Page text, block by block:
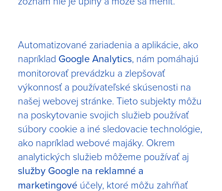
Automatizované zariadenia a aplikácie, ako
napríklad Google Analytics, nám pomáhajú
monitorovať prevádzku a zlepšovať
výkonnosť a používateľské skúsenosti na
našej webovej stránke. Tieto subjekty môžu
na poskytovanie svojich služieb používať
súbory cookie a iné sledovacie technológie,
ako napríklad webové majáky. Okrem
analytických služieb môžeme používať aj
služby Google na reklamné a
marketingové účely, ktoré môžu zahŕňať